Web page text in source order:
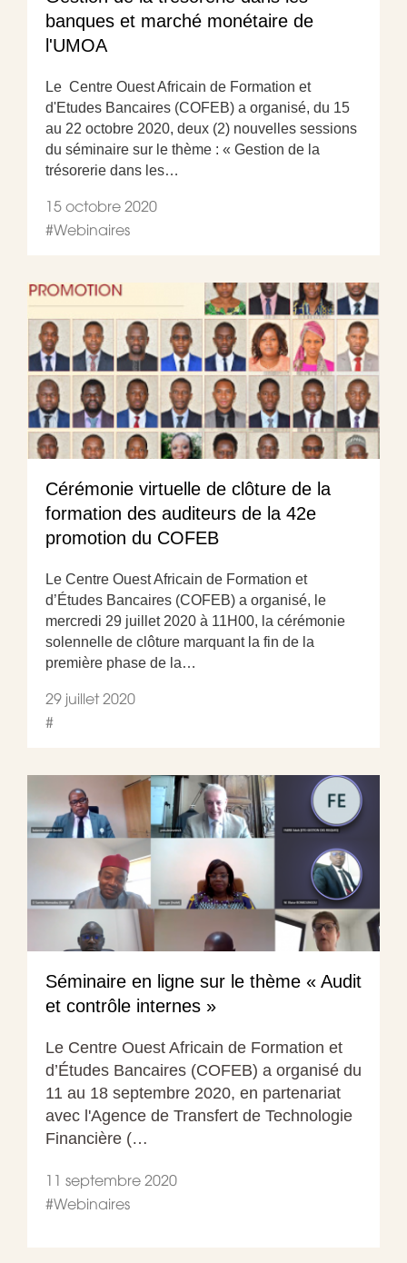
banques et marché monétaire de
l'UMOA
Le Centre Ouest Africain de Formation et
d'Etudes Bancaires (COFEB) a organisé, du 15
au 22 octobre 2020, deux (2) nouvelles sessions
du séminaire sur le thème : « Gestion de la
trésorerie dans les…
15 octobre 2020
#Webinaires
Cérémonie virtuelle de clôture de la
formation des auditeurs de la 42e
promotion du COFEB
Le Centre Ouest Africain de Formation et
d’Études Bancaires (COFEB) a organisé, le
mercredi 29 juillet 2020 à 11H00, la cérémonie
solennelle de clôture marquant la fin de la
première phase de la…
29 juillet 2020
#
Séminaire en ligne sur le thème « Audit
et contrôle internes »
Le Centre Ouest Africain de Formation et
d’Études Bancaires (COFEB) a organisé du
11 au 18 septembre 2020, en partenariat
avec l'Agence de Transfert de Technologie
Financière (…
11 septembre 2020
#Webinaires